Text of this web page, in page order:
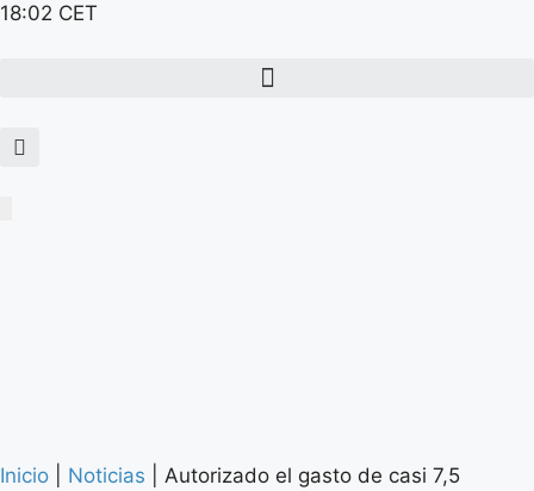
18:02 CET
Inicio Noticias
Autorizado el gasto de casi 7,5